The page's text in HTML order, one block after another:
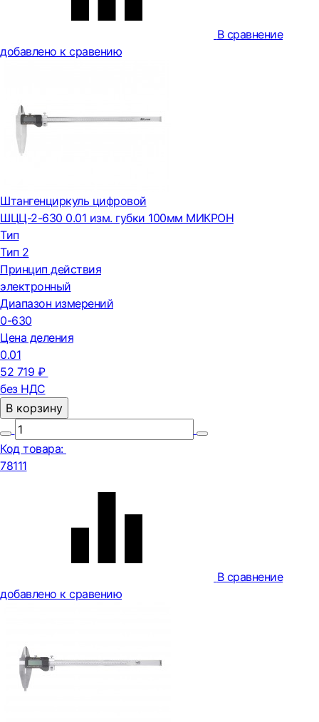
В сравнение
добавлено к сравению
Штангенциркуль цифровой
ШЦЦ-2-630 0.01 изм. губки 100мм МИКРОН
Тип
Тип 2
Принцип действия
электронный
Диапазон измерений
0-630
Цена деления
0.01
52 719 ₽
без НДС
В корзину
Код товара:
78111
В сравнение
добавлено к сравению